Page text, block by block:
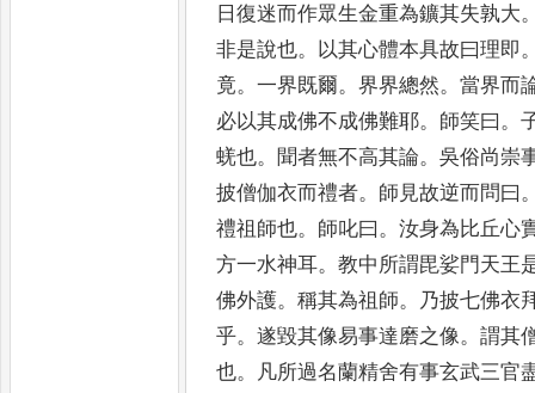
日復迷而作眾生金重為鑛其失孰大
非是說也。 以其心體本具故曰理即
竟。一界既爾。界界總然。當界而
必以其成佛不成佛難耶。 師笑曰。
蜣也。 聞者無不高其論。吳俗尚崇
披僧伽衣而禮者。 師見故逆而問曰
禮祖師也。 師叱曰。汝身為比丘心
方一水神耳。教中所謂毘娑門天王
佛外護。稱其為祖師。
乃披七佛衣
乎。遂毀其像易事達磨之像。謂其
也。 凡所過名蘭精舍有事玄武三官